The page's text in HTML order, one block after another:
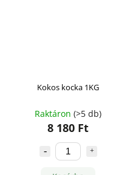
Kokos kocka 1KG
Raktáron (>5 db)
8 180 Ft